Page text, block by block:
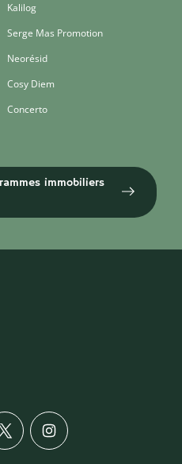
Kalilog
Serge Mas Promotion
Neorésid
Cosy Diem
Concerto
immobiliers